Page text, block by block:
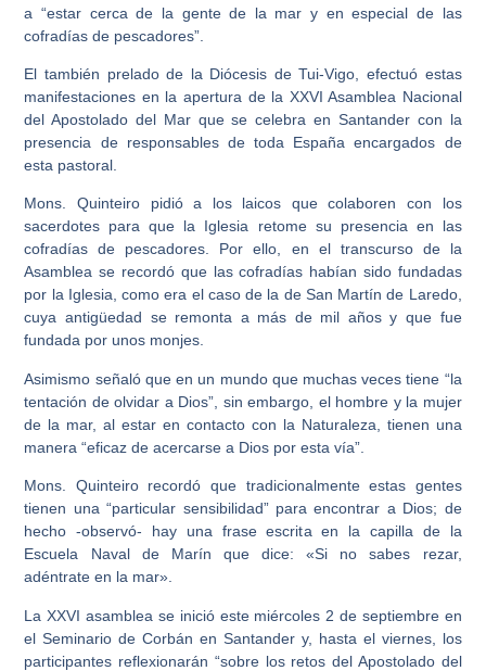
a “estar cerca de la gente de la mar y en especial de las
cofradías de pescadores”.
El también prelado de la Diócesis de Tui-Vigo, efectuó estas
manifestaciones en la apertura de la XXVI Asamblea Nacional
del Apostolado del Mar que se celebra en Santander con la
presencia de responsables de toda España encargados de
esta pastoral.
Mons. Quinteiro pidió a los laicos que colaboren con los
sacerdotes para que la Iglesia retome su presencia en las
cofradías de pescadores. Por ello, en el transcurso de la
Asamblea se recordó que las cofradías habían sido fundadas
por la Iglesia, como era el caso de la de San Martín de Laredo,
cuya antigüedad se remonta a más de mil años y que fue
fundada por unos monjes.
Asimismo señaló que en un mundo que muchas veces tiene “la
tentación de olvidar a Dios”, sin embargo, el hombre y la mujer
de la mar, al estar en contacto con la Naturaleza, tienen una
manera “eficaz de acercarse a Dios por esta vía”.
Mons. Quinteiro recordó que tradicionalmente estas gentes
tienen una “particular sensibilidad” para encontrar a Dios; de
hecho -observó- hay una frase escrita en la capilla de la
Escuela Naval de Marín que dice: «Si no sabes rezar,
adéntrate en la mar».
La XXVI asamblea se inició este miércoles 2 de septiembre en
el Seminario de Corbán en Santander y, hasta el viernes, los
participantes reflexionarán “sobre los retos del Apostolado del